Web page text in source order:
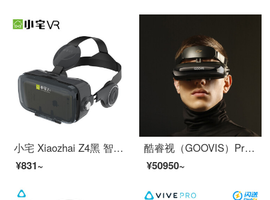
小宅 Xiaozhai Z4黑 智能 VR眼镜 3D头盔 苹果安卓手机都支持
¥831~
酷睿视（GOOVIS）Pro-X 2021款头戴影院3D显示器 非vr一体机
¥50950~